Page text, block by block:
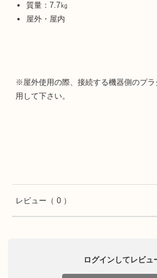
質量：7.7㎏
屋外・屋内
※屋外使用の際、接続する機器側のプ
用して下さい。
レビュー （ 0 ）
ログインしてレビュ